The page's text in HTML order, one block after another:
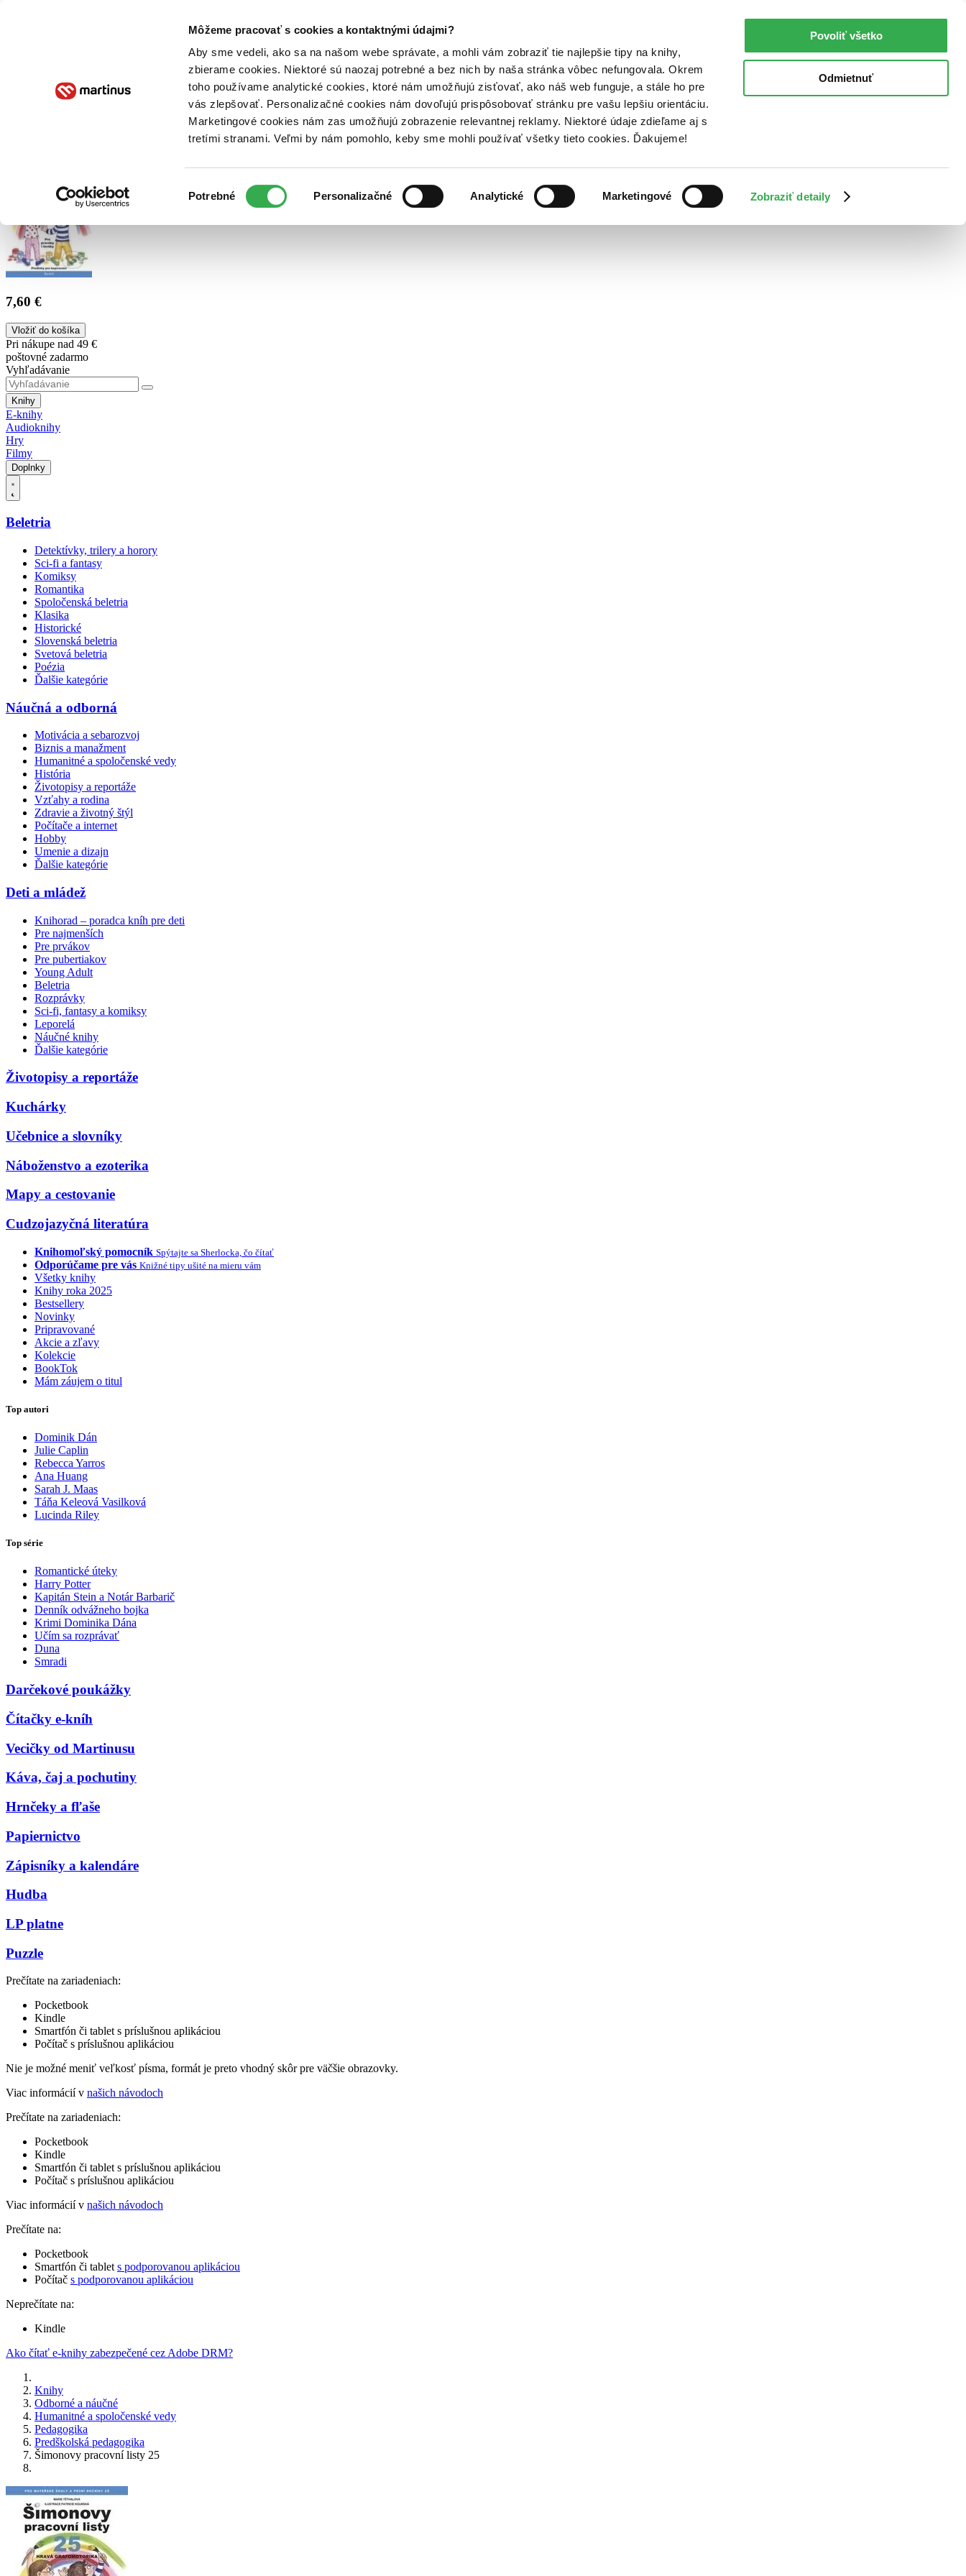
Môžeme pracovať s cookies a kontaktnými údajmi?
Aby sme vedeli, ako sa na našom webe správate, a mohli vám zobraziť tie najlepšie tipy na knihy,
zbierame cookies. Niektoré sú naozaj potrebné a bez nich by naša stránka vôbec nefungovala. Okrem
toho používame analytické cookies, ktoré nám umožňujú zisťovať, ako náš web funguje, a stále ho pre
vás zlepšovať. Personalizačné cookies nám dovoľujú prispôsobovať stránku pre vašu lepšiu orientáciu.
Marketingové cookies nám zas umožňujú zobrazenie relevantnej reklamy. Niektoré údaje zdieľame aj s
tretími stranami. Veľmi by nám pomohlo, keby sme mohli používať všetky tieto cookies. Ďakujeme!
súhlasu
Potrebné Personalizačné Analytické Marketingové Zobraziť detaily
Povoliť všetko
Odmietnuť
Poukážky Kontakt
7,60 €
Vložiť do košíka
Pri nákupe nad 49 €
poštovné zadarmo
Vyhľadávanie
Knihy
E-knihy
Audioknihy
Hry
Filmy
Doplnky
Beletria
Detektívky, trilery a horory
Sci-fi a fantasy
Komiksy
Romantika
Spoločenská beletria
Klasika
Historické
Slovenská beletria
Svetová beletria
Poézia
Ďalšie kategórie
Náučná a odborná
Motivácia a sebarozvoj
Biznis a manažment
Humanitné a spoločenské vedy
História
Životopisy a reportáže
Vzťahy a rodina
Zdravie a životný štýl
Počítače a internet
Hobby
Umenie a dizajn
Ďalšie kategórie
Deti a mládež
Knihorad – poradca kníh pre deti
Pre najmenších
Pre prvákov
Pre pubertiakov
Young Adult
Beletria
Rozprávky
Sci-fi, fantasy a komiksy
Leporelá
Náučné knihy
Ďalšie kategórie
Životopisy a reportáže
Kuchárky
Učebnice a slovníky
Náboženstvo a ezoterika
Mapy a cestovanie
Cudzojazyčná literatúra
Knihomoľský pomocník Spýtajte sa Sherlocka, čo čítať
Odporúčame pre vás Knižné tipy ušité na mieru vám
Všetky knihy
Knihy roka 2025
Bestsellery
Novinky
Pripravované
Akcie a zľavy
Kolekcie
BookTok
Mám záujem o titul
Top autori
Dominik Dán
Julie Caplin
Rebecca Yarros
Ana Huang
Sarah J. Maas
Táňa Keleová Vasilková
Lucinda Riley
Top série
Romantické úteky
Harry Potter
Kapitán Stein a Notár Barbarič
Denník odvážneho bojka
Krimi Dominika Dána
Učím sa rozprávať
Duna
Smradi
Darčekové poukážky
Čítačky e-kníh
Vecičky od Martinusu
Káva, čaj a pochutiny
Hrnčeky a fľaše
Papiernictvo
Zápisníky a kalendáre
Hudba
LP platne
Puzzle
Prečítate na zariadeniach:
Pocketbook
Kindle
Smartfón či tablet s príslušnou aplikáciou
Počítač s príslušnou aplikáciou
Nie je možné meniť veľkosť písma, formát je preto vhodný skôr pre väčšie obrazovky.
Viac informácií v našich návodoch
Prečítate na zariadeniach:
Pocketbook
Kindle
Smartfón či tablet s príslušnou aplikáciou
Počítač s príslušnou aplikáciou
Viac informácií v našich návodoch
Prečítate na:
Pocketbook
Smartfón či tablet s podporovanou aplikáciou
Počítač s podporovanou aplikáciou
Neprečítate na:
Kindle
Ako čítať e-knihy zabezpečené cez Adobe DRM?
Knihy
Odborné a náučné
Humanitné a spoločenské vedy
Pedagogika
Predškolská pedagogika
Šimonovy pracovní listy 25